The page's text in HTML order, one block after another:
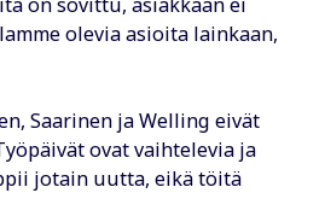
olevia asioita lainkaan,
Saarinen ja Welling eivät
ovat vaihtelevia ja
jotain uutta, eikä töitä